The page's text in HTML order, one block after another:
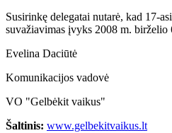
Susirinkę delegatai nutarė, kad 17-
suvažiavimas įvyks 2008 m.
Evelina Daciūtė
Komunikacijos vadovė
VO "Gelbėkit vaikus"
Šaltinis: www.gelbekitvaikus.lt